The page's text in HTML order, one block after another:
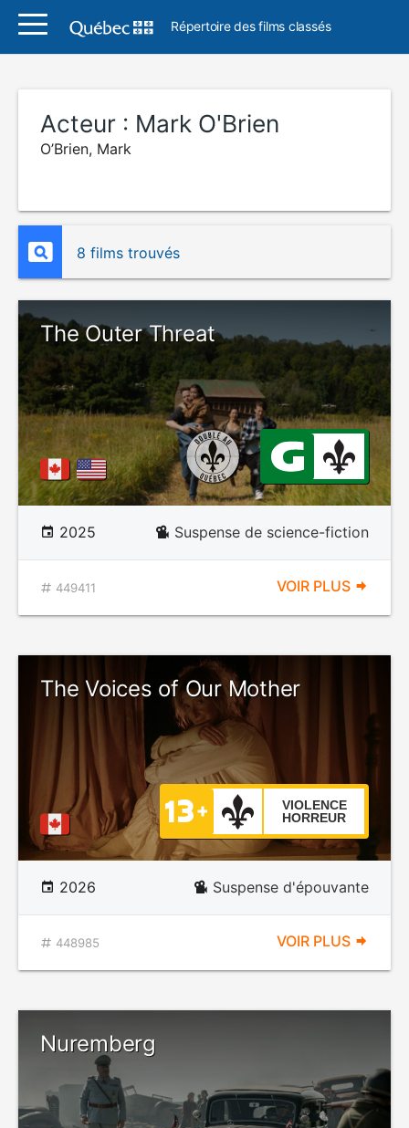
Répertoire des films classés
Acteur : Mark O'Brien
O’Brien, Mark
8 films trouvés
The Outer Threat
2025 Suspense de science-fiction
449411 VOIR PLUS
The Voices of Our Mother
VIOLENCE
HORREUR
2026 Suspense d'épouvante
448985 VOIR PLUS
Nuremberg